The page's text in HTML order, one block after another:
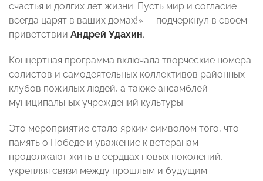
счастья и долгих лет жизни. Пусть мир и согласие
всегда царят в ваших домах!» — подчеркнул в своем
приветствии Андрей Удахин.
Концертная программа включала творческие номера
солистов и самодеятельных коллективов районных
клубов пожилых людей, а также ансамблей
муниципальных учреждений культуры.
Это мероприятие стало ярким символом того, что
память о Победе и уважение к ветеранам
продолжают жить в сердцах новых поколений,
укрепляя связи между прошлым и будущим.